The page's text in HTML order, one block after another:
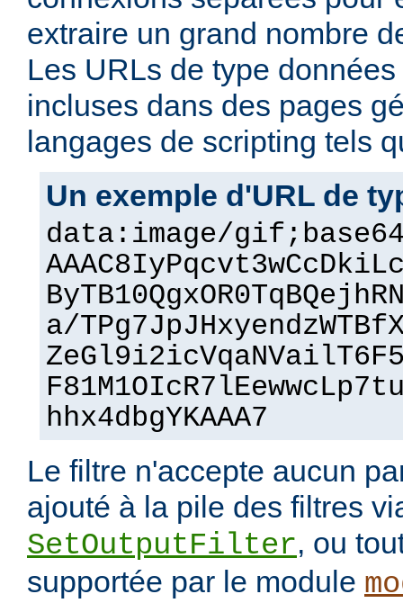
extraire un grand nombre
Les URLs de type
incluses dans des pages
langages de scripting tels
Un exemple d'URL de
data:image/
a/
hhx4dbgYKAAA7
Le filtre n'accepte aucun
ajouté à la pile des filtres
SetOutputFilter, ou
supportée par le module